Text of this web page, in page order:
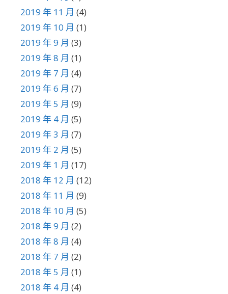
2019 年 11 月 (4)
2019 年 10 月 (1)
2019 年 9 月 (3)
2019 年 8 月 (1)
2019 年 7 月 (4)
2019 年 6 月 (7)
2019 年 5 月 (9)
2019 年 4 月 (5)
2019 年 3 月 (7)
2019 年 2 月 (5)
2019 年 1 月 (17)
2018 年 12 月 (12)
2018 年 11 月 (9)
2018 年 10 月 (5)
2018 年 9 月 (2)
2018 年 8 月 (4)
2018 年 7 月 (2)
2018 年 5 月 (1)
2018 年 4 月 (4)